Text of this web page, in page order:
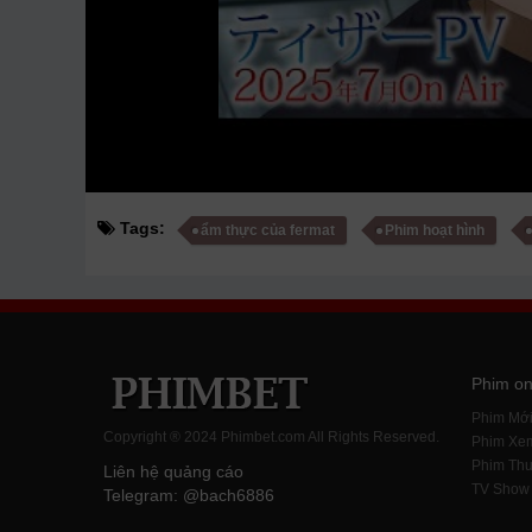
Tags: ẩm thực của fermat Phim hoạt hình
Copyright ® 2024 Phimbet.com All Rights Reserved.
Liên hệ quảng cáo
Telegram: @bach6886
Phim
Phim Mới
Phim
Phim
TV Show